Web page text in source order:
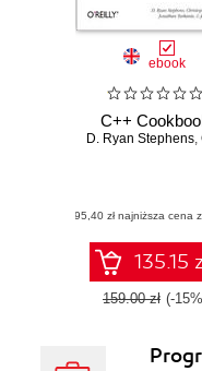
ebook
C++
D. Ryan Stephens,
(95,40 zł najniższa cena
135.15
159.00 zł (-